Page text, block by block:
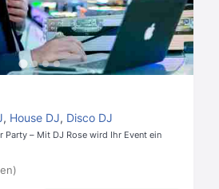
, House DJ, Disco DJ
Party – Mit DJ Rose wird Ihr Event ein